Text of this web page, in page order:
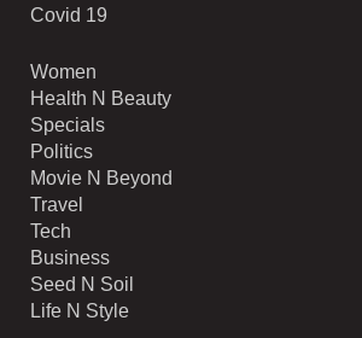
Covid 19
Women
Health N Beauty
Specials
Politics
Movie N Beyond
Travel
Tech
Business
Seed N Soil
Life N Style